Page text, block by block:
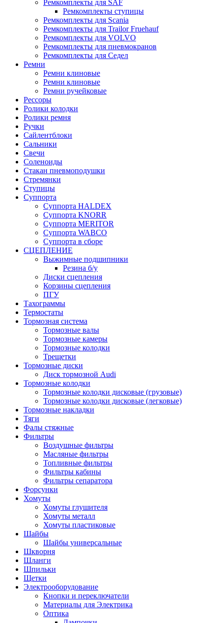
Ремкомплекты для SAF
Ремкомплекты ступицы
Ремкомплекты для Scania
Ремкомплекты для Trailor Fruehauf
Ремкомплекты для VOLVO
Ремкомплекты для пневмокранов
Ремкомплекты для Седел
Ремни
Ремни клиновые
Ремни клиновые
Ремни ручейковые
Рессоры
Ролики колодки
Ролики ремня
Ручки
Сайлентблоки
Сальники
Свечи
Соленоиды
Стакан пневмоподушки
Стремянки
Ступицы
Суппорта
Суппорта HALDEX
Суппорта KNORR
Суппорта MERITOR
Суппорта WABCO
Суппорта в сборе
СЦЕПЛЕНИЕ
Выжимные подшипники
Резина б/у
Диски сцепления
Корзины сцепления
ПГУ
Тахограммы
Термостаты
Тормозная система
Тормозные валы
Тормозные камеры
Тормозные колодки
Трещетки
Тормозные диски
Диск тормозной Audi
Тормозные колодки
Тормозные колодки дисковые (грузовые)
Тормозные колодки дисковые (легковые)
Тормозные накладки
Тяги
Фалы стяжные
Фильтры
Воздушные фильтры
Масляные фильтры
Топливные фильтры
Фильтры кабины
Фильтры сепаратора
Форсунки
Хомуты
Хомуты глушителя
Хомуты металл
Хомуты пластиковые
Шайбы
Шайбы универсальные
Шкворня
Шланги
Шпильки
Щетки
Электрооборудование
Кнопки и переключатели
Материалы для Электрика
Оптика